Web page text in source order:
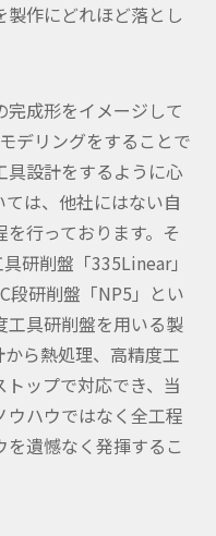
作にどれほど落とし
成形をイメージして
デリングをすることで
具設計をするように心
は、他社にはない自
行っております。そ
研削盤「335Linear」
段研削盤「NP5」とい
工具研削盤を用いる製
ら熱処理、高精度工
ップで対応でき、当
ハウではなく全工程
遺憾なく発揮するこ